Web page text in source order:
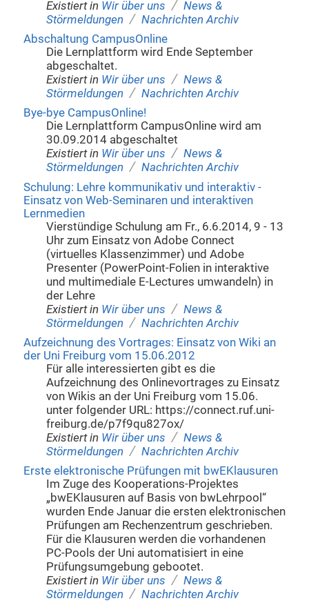
Existiert in Wir über uns / News &
Störmeldungen / Nachrichten Archiv
Abschaltung CampusOnline
Die Lernplattform wird Ende September
abgeschaltet.
Existiert in Wir über uns / News &
Störmeldungen / Nachrichten Archiv
Bye-bye CampusOnline!
Die Lernplattform CampusOnline wird am
30.09.2014 abgeschaltet
Existiert in Wir über uns / News &
Störmeldungen / Nachrichten Archiv
Schulung: Lehre kommunikativ und interaktiv -
Einsatz von Web-Seminaren und interaktiven
Lernmedien
Vierstündige Schulung am Fr., 6.6.2014, 9 - 13
Uhr zum Einsatz von Adobe Connect
(virtuelles Klassenzimmer) und Adobe
Presenter (PowerPoint-Folien in interaktive
und multimediale E-Lectures umwandeln) in
der Lehre
Existiert in Wir über uns / News &
Störmeldungen / Nachrichten Archiv
Aufzeichnung des Vortrages: Einsatz von Wiki an
der Uni Freiburg vom 15.06.2012
Für alle interessierten gibt es die
Aufzeichnung des Onlinevortrages zu Einsatz
von Wikis an der Uni Freiburg vom 15.06.
unter folgender URL: https://connect.ruf.uni-
freiburg.de/p7f9qu827ox/
Existiert in Wir über uns / News &
Störmeldungen / Nachrichten Archiv
Erste elektronische Prüfungen mit bwEKlausuren
Im Zuge des Kooperations-Projektes
„bwEKlausuren auf Basis von bwLehrpool“
wurden Ende Januar die ersten elektronischen
Prüfungen am Rechenzentrum geschrieben.
Für die Klausuren werden die vorhandenen
PC-Pools der Uni automatisiert in eine
Prüfungsumgebung gebootet.
Existiert in Wir über uns / News &
Störmeldungen / Nachrichten Archiv